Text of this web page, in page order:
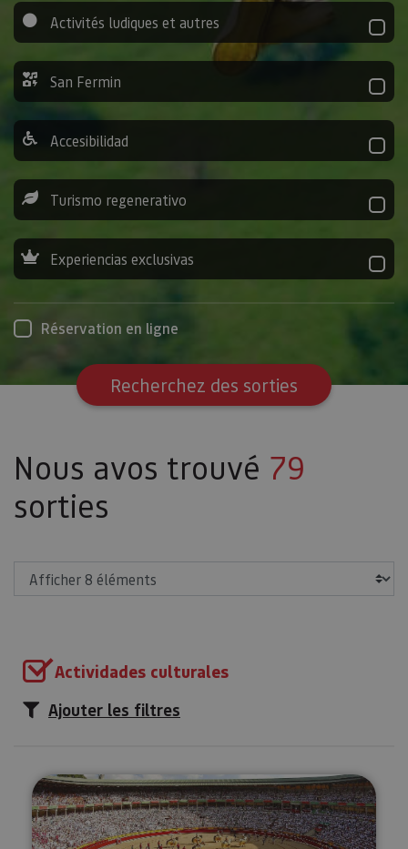
Activités ludiques et autres
San Fermin
Accesibilidad
Turismo regenerativo
Experiencias exclusivas
Réservation en ligne
Recherchez des sorties
Nous avos trouvé 79
sorties
Actividades culturales
Ajouter les filtres
Visite de la Plaza de Toros de